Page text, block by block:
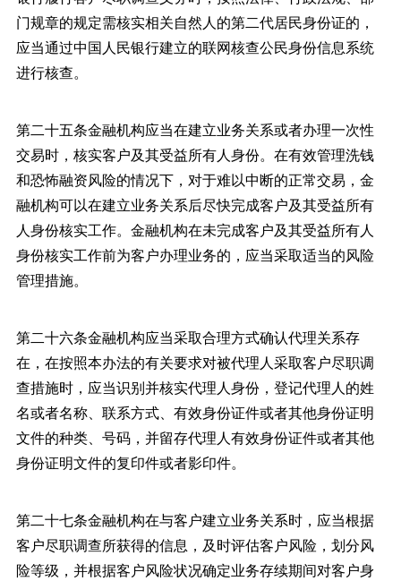
门规章的规定需核实相关自然人的第二代居民身份证的，
应当通过中国人民银行建立的联网核查公民身份信息系统
进行核查。
第二十五条金融机构应当在建立业务关系或者办理一次性
交易时，核实客户及其受益所有人身份。在有效管理洗钱
和恐怖融资风险的情况下，对于难以中断的正常交易，金
融机构可以在建立业务关系后尽快完成客户及其受益所有
人身份核实工作。金融机构在未完成客户及其受益所有人
身份核实工作前为客户办理业务的，应当采取适当的风险
管理措施。
第二十六条金融机构应当采取合理方式确认代理关系存
在，在按照本办法的有关要求对被代理人采取客户尽职调
查措施时，应当识别并核实代理人身份，登记代理人的姓
名或者名称、联系方式、有效身份证件或者其他身份证明
文件的种类、号码，并留存代理人有效身份证件或者其他
身份证明文件的复印件或者影印件。
第二十七条金融机构在与客户建立业务关系时，应当根据
客户尽职调查所获得的信息，及时评估客户风险，划分风
险等级，并根据客户风险状况确定业务存续期间对客户身